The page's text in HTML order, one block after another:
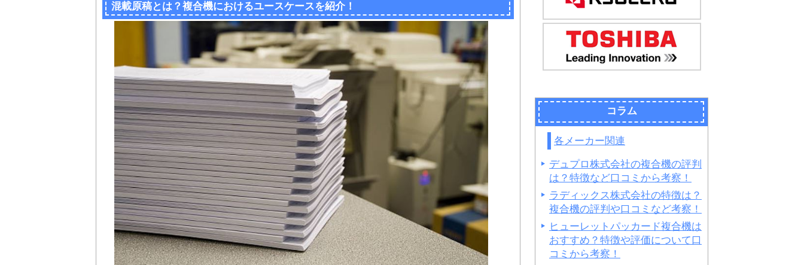
混載原稿とは？複合機におけるユースケースを紹介！
コラム
各メーカー関連
デュプロ株式会社の複合機の評判
は？特徴など口コミから考察！
ラディックス株式会社の特徴は？
複合機の評判や口コミなど考察！
ヒューレットパッカード複合機は
おすすめ？特徴や評価について口
コミから考察！